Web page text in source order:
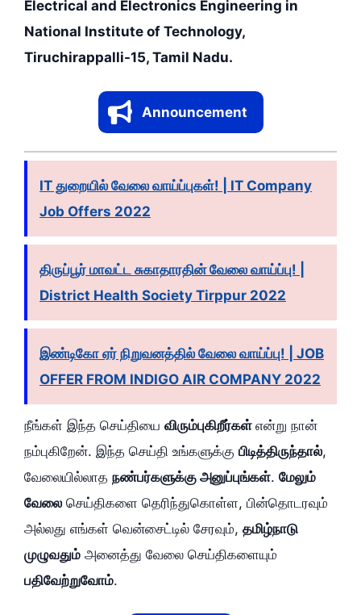
Electrical and Electronics Engineering in
National Institute of Technology,
Tiruchirappalli-15, Tamil Nadu.
Announcement
IT துறையில் வேலை வாய்ப்புகள்! | IT Company
Job Offers 2022
திருப்பூர் மாவட்ட சுகாதாரதின் வேலை வாய்ப்பு! |
District Health Society Tirppur 2022
இண்டிகோ ஏர் நிறுவனத்தில் வேலை வாய்ப்பு! | JOB
OFFER FROM INDIGO AIR COMPANY 2022
நீங்கள் இந்த செய்தியை விரும்புகிறீர்கள் என்று நான்
நம்புகிறேன். இந்த செய்தி உங்களுக்கு பிடித்திருந்தால்,
வேலையில்லாத நண்பர்களுக்கு அனுப்புங்கள். மேலும்
வேலை செய்திகளை தெரிந்துகொள்ள, பின்தொடரவும்
அல்லது எங்கள் வென்சைட்டில் சேரவும், தமிழ்நாடு
முழுவதும் அனைத்து வேலை செய்திகளையும்
பதிவேற்றுவோம்.